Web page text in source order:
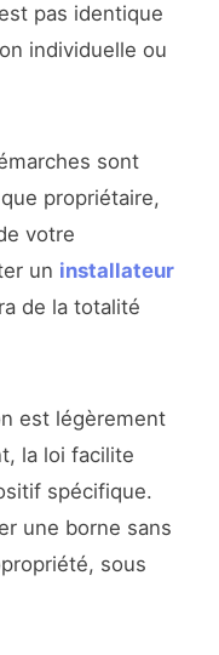
pas identique
individuelle ou
sont
propriétaire,
votre
un installateur
de la totalité
est légèrement
la loi facilite
spécifique.
une borne sans
sous